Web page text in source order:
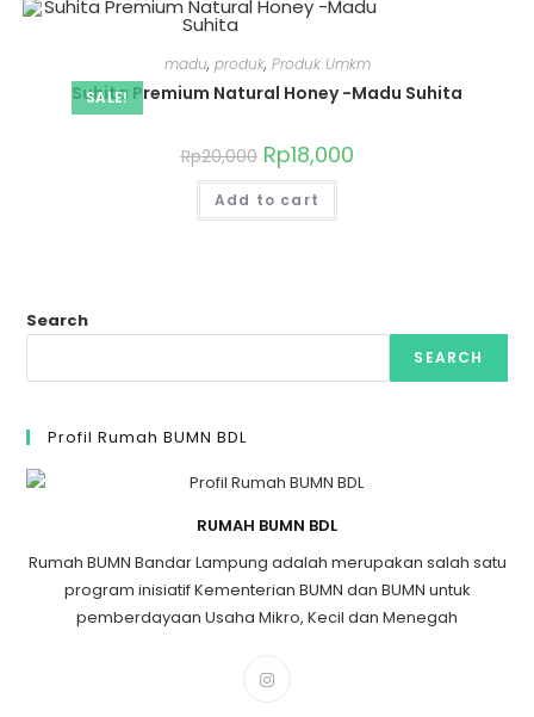
SALE!
madu, produk, Produk Umkm
Suhita Premium Natural Honey -Madu Suhita
Rp20,000 Rp18,000
Add to cart
Search
SEARCH
Profil Rumah BUMN BDL
RUMAH BUMN BDL
Rumah BUMN Bandar Lampung adalah merupakan salah satu
program inisiatif Kementerian BUMN dan BUMN untuk
pemberdayaan Usaha Mikro, Kecil dan Menegah